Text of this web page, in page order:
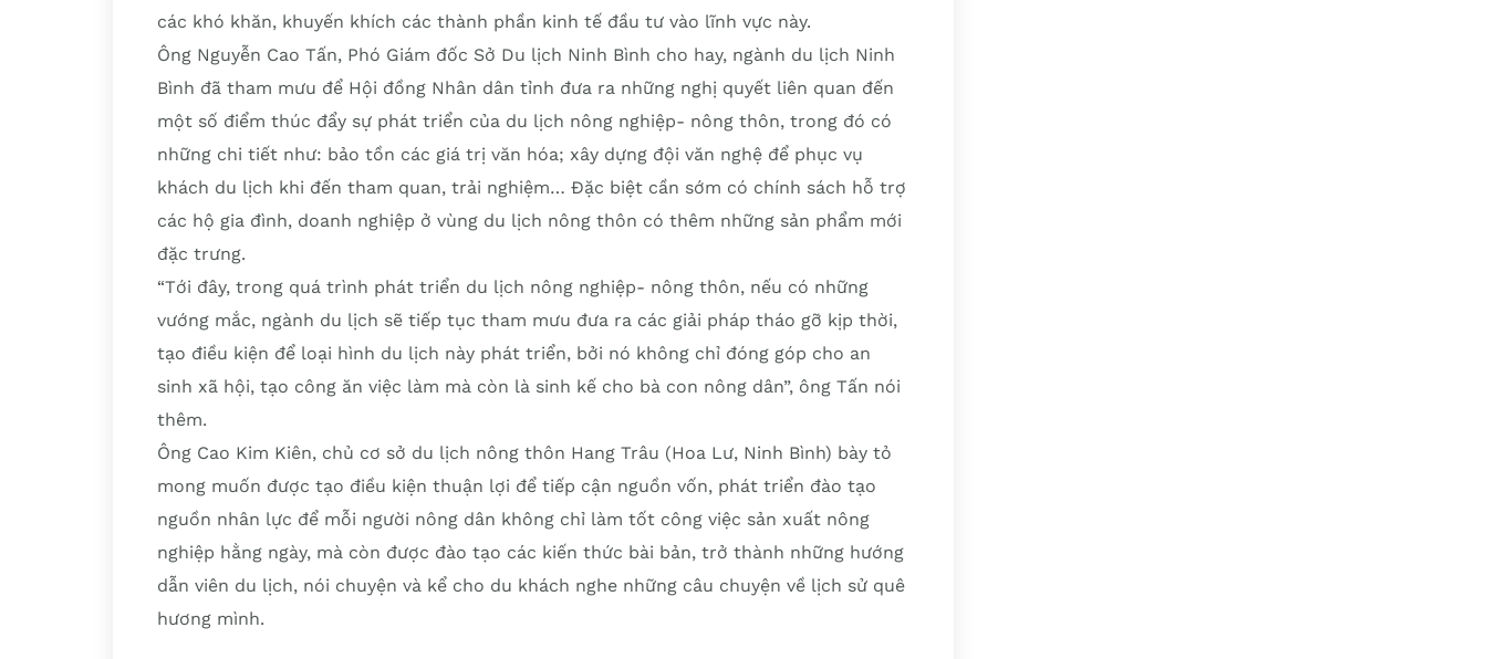
các khó khăn, khuyến khích các thành phần kinh tế đầu tư vào lĩnh vực này.
Ông Nguyễn Cao Tấn, Phó Giám đốc Sở Du lịch Ninh Bình cho hay, ngành du lịch Ninh
Bình đã tham mưu để Hội đồng Nhân dân tỉnh đưa ra những nghị quyết liên quan đến
một số điểm thúc đẩy sự phát triển của du lịch nông nghiệp- nông thôn, trong đó có
những chi tiết như: bảo tồn các giá trị văn hóa; xây dựng đội văn nghệ để phục vụ
khách du lịch khi đến tham quan, trải nghiệm… Đặc biệt cần sớm có chính sách hỗ trợ
các hộ gia đình, doanh nghiệp ở vùng du lịch nông thôn có thêm những sản phẩm mới
đặc trưng.
“Tới đây, trong quá trình phát triển du lịch nông nghiệp- nông thôn, nếu có những
vướng mắc, ngành du lịch sẽ tiếp tục tham mưu đưa ra các giải pháp tháo gỡ kịp thời,
tạo điều kiện để loại hình du lịch này phát triển, bởi nó không chỉ đóng góp cho an
sinh xã hội, tạo công ăn việc làm mà còn là sinh kế cho bà con nông dân”, ông Tấn nói
thêm.
Ông Cao Kim Kiên, chủ cơ sở du lịch nông thôn Hang Trâu (Hoa Lư, Ninh Bình) bày tỏ
mong muốn được tạo điều kiện thuận lợi để tiếp cận nguồn vốn, phát triển đào tạo
nguồn nhân lực để mỗi người nông dân không chỉ làm tốt công việc sản xuất nông
nghiệp hằng ngày, mà còn được đào tạo các kiến thức bài bản, trở thành những hướng
dẫn viên du lịch, nói chuyện và kể cho du khách nghe những câu chuyện về lịch sử quê
hương mình.